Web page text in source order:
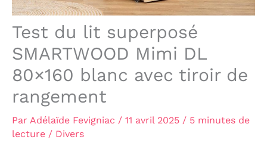
Test du lit superposé
SMARTWOOD Mimi DL
80×160 blanc avec tiroir de
rangement
Par Adélaïde Fevigniac / 11 avril 2025 / 5 minutes de
lecture / Divers